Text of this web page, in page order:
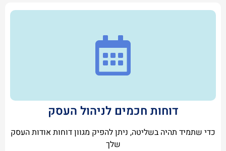
דוחות חכמים לניהול העסק
כדי שתמיד תהיה בשליטה, ניתן להפיק מגוון דוחות אודות העסק
שלך